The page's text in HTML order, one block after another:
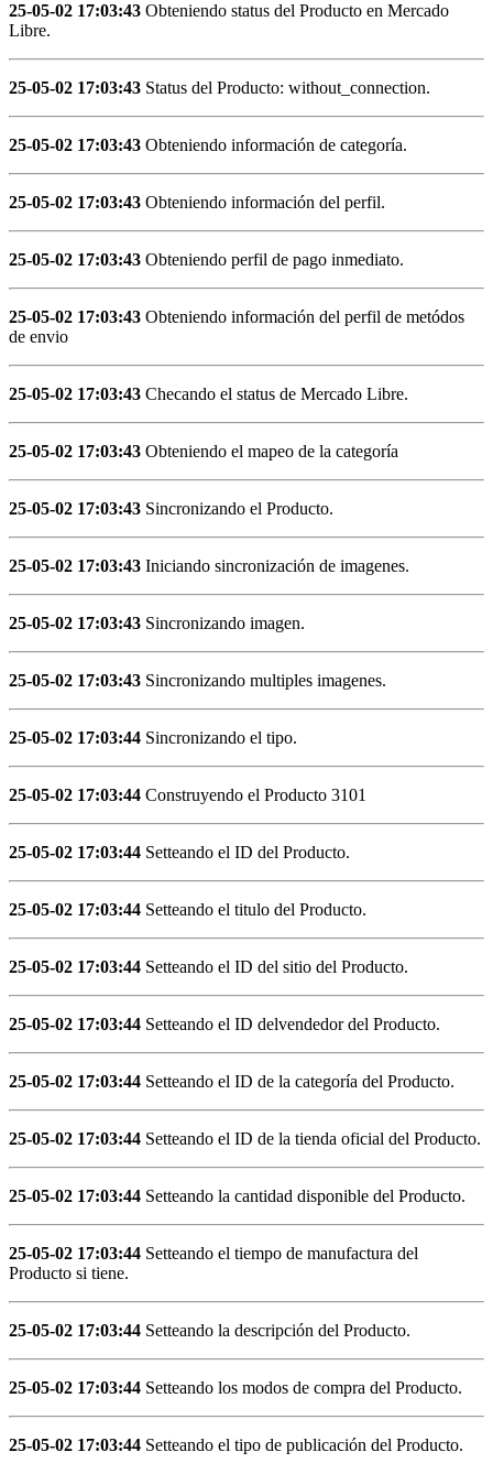
25-05-02 17:03:43 Obteniendo status del Producto en Mercado
Libre.
25-05-02 17:03:43 Status del Producto: without_connection.
25-05-02 17:03:43 Obteniendo información de categoría.
25-05-02 17:03:43 Obteniendo información del perfil.
25-05-02 17:03:43 Obteniendo perfil de pago inmediato.
25-05-02 17:03:43 Obteniendo información del perfil de metódos
de envio
25-05-02 17:03:43 Checando el status de Mercado Libre.
25-05-02 17:03:43 Obteniendo el mapeo de la categoría
25-05-02 17:03:43 Sincronizando el Producto.
25-05-02 17:03:43 Iniciando sincronización de imagenes.
25-05-02 17:03:43 Sincronizando imagen.
25-05-02 17:03:43 Sincronizando multiples imagenes.
25-05-02 17:03:44 Sincronizando el tipo.
25-05-02 17:03:44 Construyendo el Producto 3101
25-05-02 17:03:44 Setteando el ID del Producto.
25-05-02 17:03:44 Setteando el titulo del Producto.
25-05-02 17:03:44 Setteando el ID del sitio del Producto.
25-05-02 17:03:44 Setteando el ID delvendedor del Producto.
25-05-02 17:03:44 Setteando el ID de la categoría del Producto.
25-05-02 17:03:44 Setteando el ID de la tienda oficial del Producto.
25-05-02 17:03:44 Setteando la cantidad disponible del Producto.
25-05-02 17:03:44 Setteando el tiempo de manufactura del
Producto si tiene.
25-05-02 17:03:44 Setteando la descripción del Producto.
25-05-02 17:03:44 Setteando los modos de compra del Producto.
25-05-02 17:03:44 Setteando el tipo de publicación del Producto.